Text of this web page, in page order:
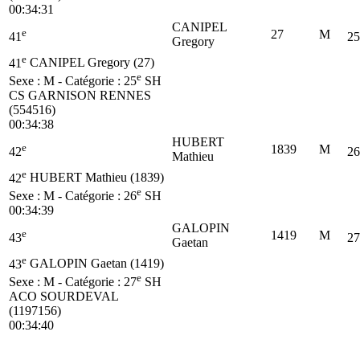
00:34:31
41 e
CANIPEL
Gregory
27 M
25
41 e CANIPEL Gregory (27)
Sexe : M - Catégorie : 25e SH
CS GARNISON RENNES
(554516)
00:34:38
42e
HUBERT
Mathieu
1839 M
26
42e HUBERT Mathieu (1839)
Sexe : M - Catégorie : 26e SH
00:34:39
43e
GALOPIN
Gaetan
1419 M
27
43e GALOPIN Gaetan (1419)
Sexe : M - Catégorie : 27e SH
ACO SOURDEVAL
(1197156)
00:34:40